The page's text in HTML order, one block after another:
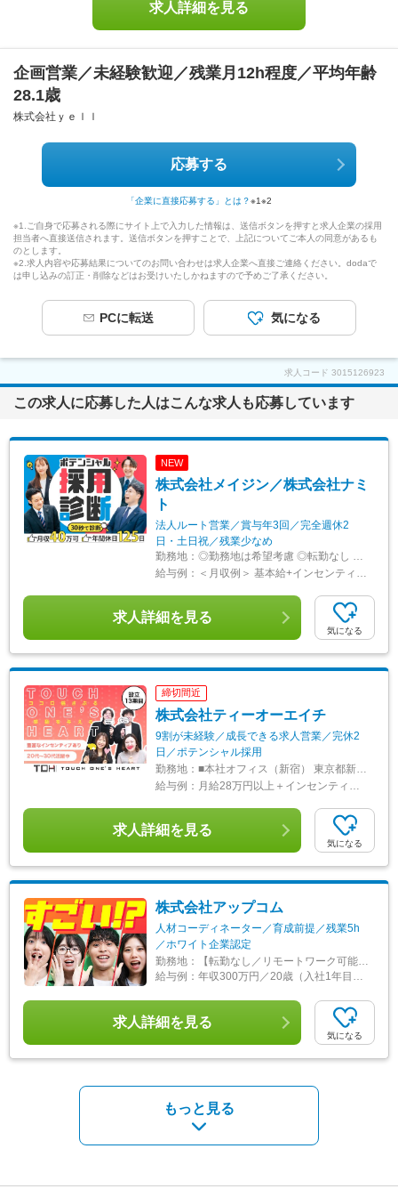
求人詳細を見る
企画営業／未経験歓迎／残業月12h程度／平均年齢
28.1歳
株式会社ｙｅｌｌ
応募する
「企業に直接応募する」とは？※1※2
※1.ご自身で応募される際にサイト上で入力した情報は、送信ボタンを押すと求人企業の採用
担当者へ直接送信されます。送信ボタンを押すことで、上記についてご本人の同意があるも
のとします。
※2.求人内容や応募結果についてのお問い合わせは求人企業へ直接ご連絡ください。dodaで
は申し込みの訂正・削除などはお受けいたしかねますので予めご了承ください。
PCに転送 気になる
求人コード 3015126923
この求人に応募した人はこんな求人も応募しています
NEW
株式会社メイジン／株式会社ナミ
ト
法人ルート営業／賞与年3回／完全週休2
日・土日祝／残業少なめ
勤務地： ◎勤務地は希望考慮 ◎転勤なし ◎U・Iターン歓迎 ＜株式会社メイジン＞ ◆仙台本社・支店 仙台市青葉区中央1-6-28 メットライフ仙台駅前ビル8F ◎仙台駅徒歩2分 ◆札幌支店 札幌市中央区北四条西5-1-4 大樹生命札幌共同ビル8F ◎札幌駅徒歩5分 ◆東京支店 港区芝4丁目4番10号 サンライズ長井ビル3F ◎三田駅徒歩3分 ◆横浜支店 横浜市神奈川区金港町3-1 コンカード横浜4F ◎横浜駅徒歩6分 ◆関東支店 さいたま市中央区新都心7-2 大宮サウスゲートフロント1F ◎さいたま新都心駅徒歩7分 ＜株式会社ナミト＞ ◆名古屋本社・支店 名古屋市中区錦1-6-5 いちご名古屋錦シティビル7Ｆ ◎伏見駅徒歩5分 ◆大阪支店 大阪市中央区本町1丁目8-12 オーク堺筋本町ビル 7F ◎堺筋本町駅徒歩1分 ◆神戸支店 神戸市中央区雲井通4丁目2-2 マークラー神戸ビル10F ◎三宮駅徒歩2分 ◆広島支店 広島市中区胡町4-21 朝日生命広島胡町ビル3F ◎胡町駅徒歩1分 ◆福岡支店 福岡市博多区博多駅前1-4-4 東京建物博多ビル10F ◎博多駅徒歩5分
給与例： ＜月収例＞ 基本給+インセンティブ+各種手当 ┗月収40万円以上可能！ 月給30万75円以上+賞与年3回+各種手当（資格・赴任・保育・残業・家族手当など） ※45時間分の固定残業代7万8075円を含みます。超過分は別途支給します。 ※上記金額には一律支給の職務手当（1万5000円）が含まれています。 ※経験・能力などを考慮し、決定します。 ＜年収例＞ 450万円（24歳／入社1年） 600万円（30歳／主任入社5年） 800万円（35歳／支店長入社10年） 1000万円（40歳／次長入社15年）
求人詳細を見る
気になる
締切間近
株式会社ティーオーエイチ
9割が未経験／成長できる求人営業／完休2
日／ポテンシャル採用
勤務地： ■本社オフィス（新宿） 東京都新宿区西新宿3-17-7 西新宿TOKビル2F ※「初台駅」徒歩2分 「新宿駅」「都庁前駅」「参宮橋駅」からも徒歩10分程度 【転勤なし】 ※U・Iターンも歓迎！ 受動喫煙対策：屋内全面禁煙
給与例： 月給28万円以上＋インセンティブ＋賞与年２回 （固定残業代30H分53,165円～含む) ※試用期間中(6ヶ月)は、月給27万円＋インセンティブ＋賞与年２回 （固定残業30H分51,266円含む） ◇業界経験者の方…月給30万円以上＋インセンティブ＋賞与年２回 （固定残業代30H分56,962円～含む） 【契約社員】 月給27万円以上＋インセンティブ＋賞与年２回 （固定残業30H分51,266円～含む） ※6ヶ月毎の契約更新 ・固定残業代は残業の有無に関わらず支給 ・30H超過分は別途全額支給 ・通勤交通費支給 ・営業交通費全額支給 ※給与上記参照・待遇は変動なし 【年収例】 ■年収800万円／月給38万円＋インセンティブ＋賞与年２回：30代後半 ■年収600万円／月給34万円＋インセンティブ＋賞与年２回：30代前半 ■年収450万円／月給30万円＋インセンティブ＋賞与年２回：20代新卒入社
求人詳細を見る
気になる
株式会社アップコム
人材コーディネーター／育成前提／残業5h
／ホワイト企業認定
勤務地：
【転勤なし／リモートワーク可能／全国募集】 ＼47都道府県内、好きな場所で働けます！／ ★以下拠点もしくは47都道府県にあるクライアント先で勤務 ★勤務地は希望を考慮し決定 ★業務に慣れ次第、在宅・リモート勤務可 ★マイカー通勤OK・駐車場完備（拠点による） ■営業所 東京本社／東京都豊島区南池袋2-49-7 大阪／大阪府大阪市西区京町堀1-12-9 福岡／福岡県福岡市博多区博多駅前4-20-23 名古屋／愛知県名古屋市中村区名駅5-4-14 札幌／北海道札幌市中央区北4条西4-1-7 広島／広島県広島市中区大手町3-1-3 金沢／石川県金沢市彦三町1-2-1 仙台／宮城県仙台市青葉区五橋2-11-1 高崎／群馬県高崎市栄町3-11 宇都宮／栃木県宇都宮市大通り5-1-11 水戸／茨城県水戸市宮町1-2-4 新潟／新潟県新潟市中央区南笹口1-1-38 長岡／新潟県長岡市大手通2-2-6 春日山（上越）／新潟県上越市大和2-3-54 長崎／長崎県長崎市大黒町10-10 大分／大分県大分市中央町1-4-4-24 静岡／静岡県静岡市葵区栄町2-5 ※受動喫煙対策あり／屋内禁煙
給与例： 年収300万円／20歳（入社1年目／未経験）
求人詳細を見る
気になる
もっと見る